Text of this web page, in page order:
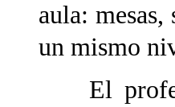
aula:
un mismo
El